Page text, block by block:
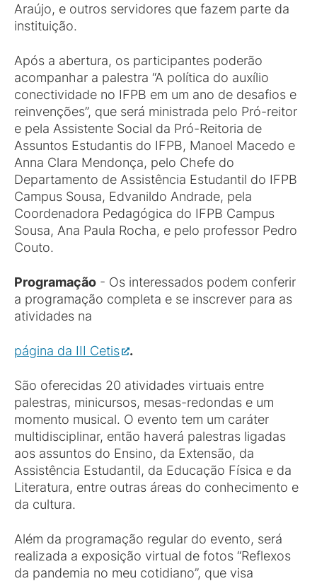
Araújo, e outros servidores que fazem parte da
instituição.
Após a abertura, os participantes poderão
acompanhar a palestra “A política do auxílio
conectividade no IFPB em um ano de desafios e
reinvenções”, que será ministrada pelo Pró-reitor
e pela Assistente Social da Pró-Reitoria de
Assuntos Estudantis do IFPB, Manoel Macedo e
Anna Clara Mendonça, pelo Chefe do
Departamento de Assistência Estudantil do IFPB
Campus Sousa, Edvanildo Andrade, pela
Coordenadora Pedagógica do IFPB Campus
Sousa, Ana Paula Rocha, e pelo professor Pedro
Couto.
Programação - Os interessados podem conferir
a programação completa e se inscrever para as
atividades na
página da III Cetis .
São oferecidas 20 atividades virtuais entre
palestras, minicursos, mesas-redondas e um
momento musical. O evento tem um caráter
multidisciplinar, então haverá palestras ligadas
aos assuntos do Ensino, da Extensão, da
Assistência Estudantil, da Educação Física e da
Literatura, entre outras áreas do conhecimento e
da cultura.
Além da programação regular do evento, será
realizada a exposição virtual de fotos “Reflexos
da pandemia no meu cotidiano”, que visa